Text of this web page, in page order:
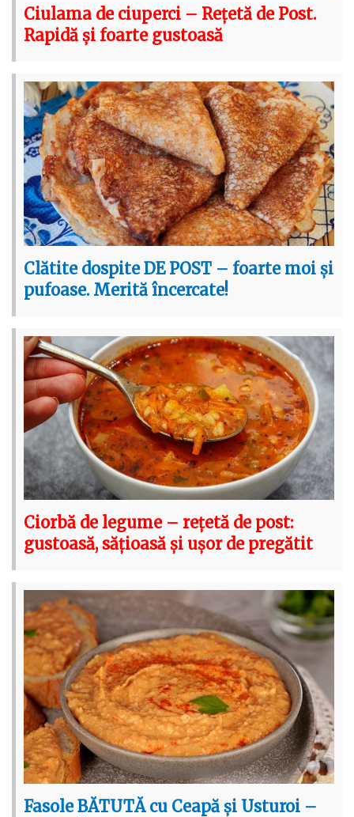
Ciulama de ciuperci – Rețetă de Post.
Rapidă și foarte gustoasă
Clătite dospite DE POST – foarte moi și
pufoase. Merită încercate!
Ciorbă de legume – rețetă de post:
gustoasă, sățioasă și ușor de pregătit
Fasole BĂTUTĂ cu Ceapă și Usturoi –